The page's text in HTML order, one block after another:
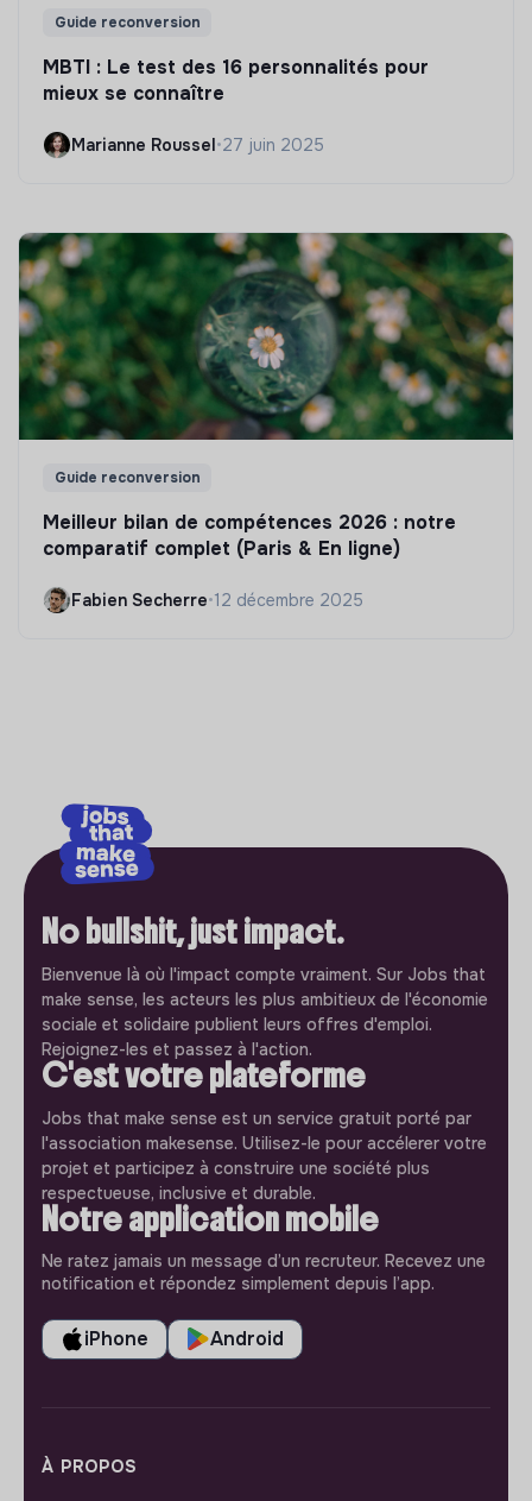
Guide reconversion
MBTI : Le test des 16 personnalités pour
mieux se connaître
Marianne Roussel•27 juin 2025
Guide reconversion
Meilleur bilan de compétences 2026 : notre
comparatif complet (Paris & En ligne)
Fabien Secherre•12 décembre 2025
No bullshit, just impact.
Bienvenue là où l'impact compte vraiment. Sur Jobs that
make sense, les acteurs les plus ambitieux de l'économie
sociale et solidaire publient leurs offres d'emploi.
Rejoignez-les et passez à l'action.
C'est votre plateforme
Jobs that make sense est un service gratuit porté par
l'association makesense. Utilisez-le pour accélerer votre
projet et participez à construire une société plus
respectueuse, inclusive et durable.
Notre application mobile
Ne ratez jamais un message d’un recruteur. Recevez une
notification et répondez simplement depuis l’app.
iPhone Android
À PROPOS